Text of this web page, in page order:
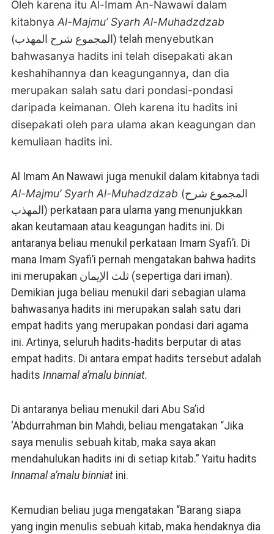
Oleh karena itu Al-Imam An-Nawawi dalam
kitabnya Al-Majmu’ Syarh Al-Muhadzdzab
(
المجموع شرح المهذب) telah menyebutkan
bahwasanya hadits ini telah disepakati akan
keshahihannya dan keagungannya, dan dia
merupakan salah satu dari pondasi-pondasi
daripada keimanan. Oleh karena itu hadits ini
disepakati oleh para ulama akan keagungan dan
kemuliaan hadits ini.
Al Imam An Nawawi juga menukil dalam kitabnya tadi
Al-Majmu’ Syarh Al-Muhadzdzab (المجموع شرح
المهذب) perkataan para ulama yang menunjukkan
akan keutamaan atau keagungan hadits ini. Di
antaranya beliau menukil perkataan Imam Syafi’i. Di
mana Imam Syafi’i pernah mengatakan bahwa hadits
ini merupakan ثلث الإيمان (sepertiga dari iman).
Demikian juga beliau menukil dari sebagian ulama
bahwasanya hadits ini merupakan salah satu dari
empat hadits yang merupakan pondasi dari agama
ini. Artinya, seluruh hadits-hadits berputar di atas
empat hadits. Di antara empat hadits tersebut adalah
hadits Innamal a’malu binniat.
Di antaranya beliau menukil dari Abu Sa’id
‘Abdurrahman bin Mahdi, beliau mengatakan “Jika
saya menulis sebuah kitab, maka saya akan
mendahulukan hadits ini di setiap kitab.” Yaitu hadits
Innamal a’malu binniat ini.
Kemudian beliau juga mengatakan “Barang siapa
yang ingin menulis sebuah kitab, maka hendaknya dia